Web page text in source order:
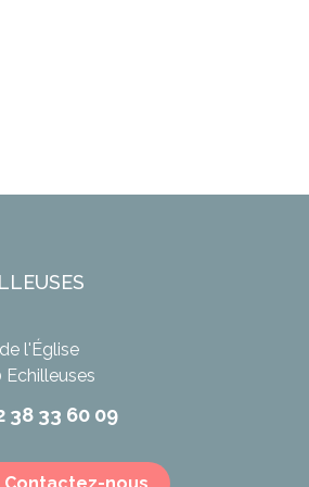
l'Église
Echilleuses
38 33 60 09